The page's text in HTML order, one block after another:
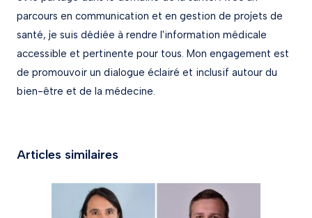
parcours en communication et en gestion de projets de
santé, je suis dédiée à rendre l'information médicale
accessible et pertinente pour tous. Mon engagement est
de promouvoir un dialogue éclairé et inclusif autour du
bien-être et de la médecine.
Articles similaires